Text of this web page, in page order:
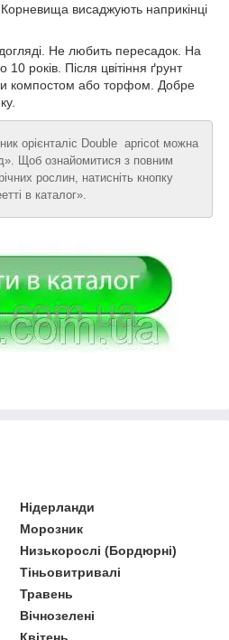
Корневища висаджують наприкінці
Не любить пересадок. На
років. Після цвітіння ґрунт
компостом або торфом. Добре
орієнталіс Double apricot можна
Щоб ознайомитися з повним
рослин, натисніть кнопку
в каталог».
Нідерланди
Морозник
Низькорослі (Бордюрні)
Тіньовитривалі
Травень
Вічнозелені
Квітень